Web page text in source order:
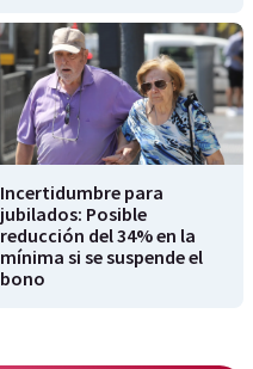
Incertidumbre para
jubilados: Posible
reducción del 34% en la
mínima si se suspende el
bono